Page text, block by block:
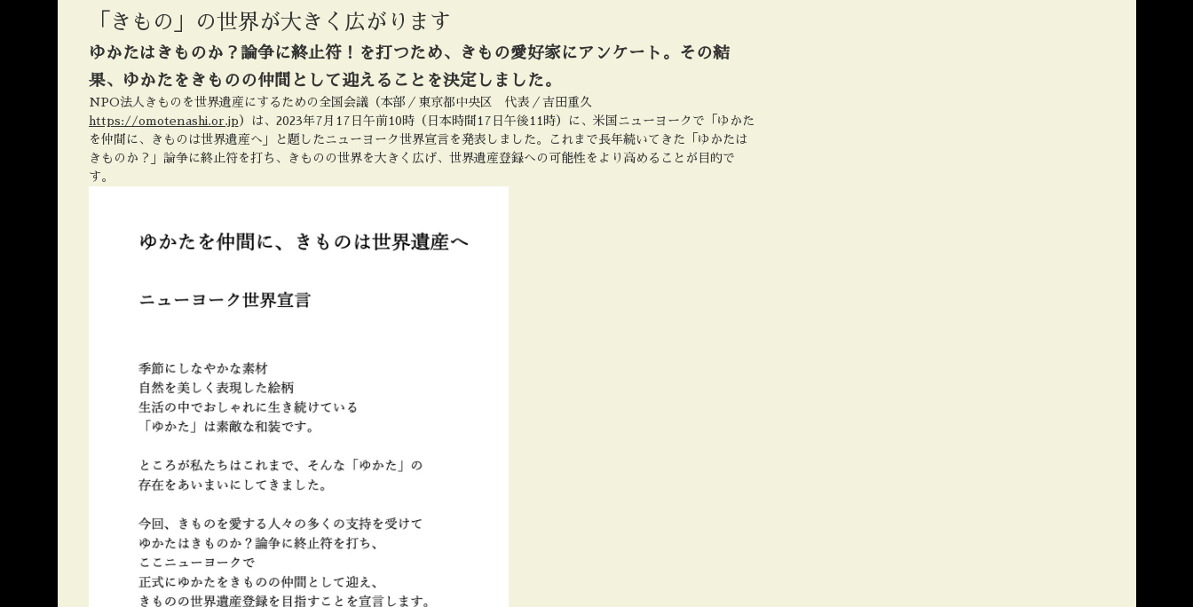
「きもの」の世界が大きく広がります
ゆかたはきものか？論争に終止符！を打つため、きもの愛好家にアンケート。その結
果、ゆかたをきものの仲間として迎えることを決定しました。
NPO法人きものを世界遺産にするための全国会議（本部／東京都中央区 代表／吉田重久
https://omotenashi.or.jp ）は、2023年7月17日午前10時（日本時間17日午後11時）に、米国ニューヨークで「ゆかた
を仲間に、きものは世界遺産へ」と題したニューヨーク世界宣言を発表しました。これまで長年続いてきた「ゆかたは
きものか？」論争に終止符を打ち、きものの世界を大きく広げ、世界遺産登録への可能性をより高めることが目的で
す。